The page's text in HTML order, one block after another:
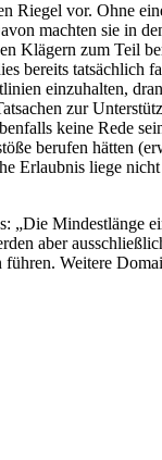
vor. Ohne
machten sie in
zum Teil
bereits
einzuhalten,
zur
keine Rede
berufen hätten
Erlaubnis liege
Mindestlänge
aber
Weitere